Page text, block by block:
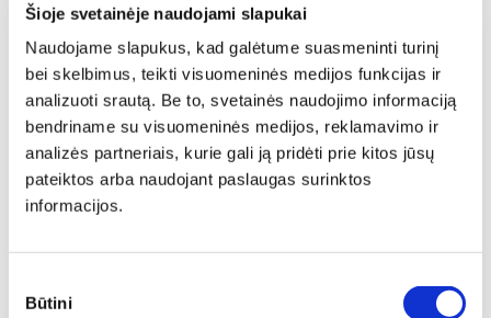
Šioje svetainėje naudojami slapukai
Naudojame slapukus, kad galėtume suasmeninti turinį
bei skelbimus, teikti visuomeninės medijos funkcijas ir
analizuoti srautą. Be to, svetainės naudojimo informaciją
bendriname su visuomeninės medijos, reklamavimo ir
analizės partneriais, kurie gali ją pridėti prie kitos jūsų
pateiktos arba naudojant paslaugas surinktos
informacijos.
pasirinkimas
Būtini